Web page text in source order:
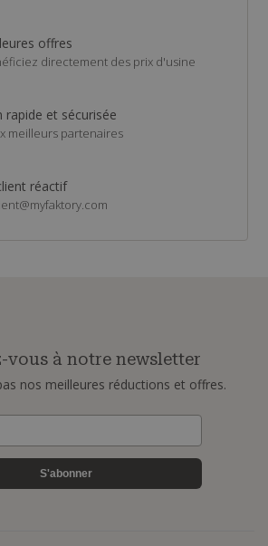
offres
directement des prix d'usine
rapide et sécurisée
meilleurs partenaires
réactif
vous à notre newsletter
nos meilleures réductions et offres.
S'abonner